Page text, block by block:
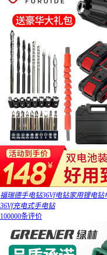
福瑞德手电钻36Vf电钻家用锂电
36Vf充电式手电钻
100000条评价